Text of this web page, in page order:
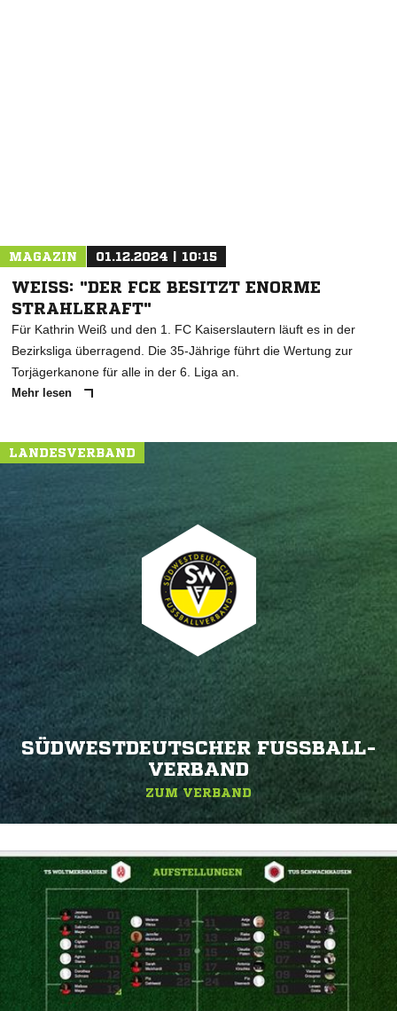
MAGAZIN 01.12.2024 | 10:15
WEISS: "DER FCK BESITZT ENORME S
TRAHLKRAFT"
Für Kathrin Weiß und den 1. FC Kaiserslautern läuft es in der
Bezirksliga überragend. Die 35-Jährige führt die Wertung zur
Torjägerkanone für alle in der 6. Liga an.
Mehr lesen
LANDESVERBAND
SÜDWESTDEUTSCHER FUSSBALL-V
ERBAND
ZUM VERBAND